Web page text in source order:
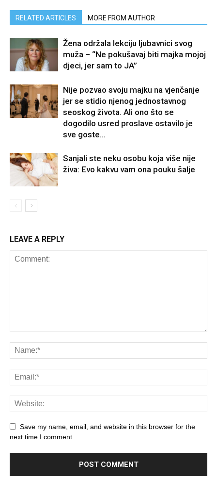
RELATED ARTICLES MORE FROM AUTHOR
Žena održala lekciju ljubavnici svog
muža – “Ne pokušavaj biti majka mojoj
djeci, jer sam to JA”
Nije pozvao svoju majku na vjenčanje
jer se stidio njenog jednostavnog
seoskog života. Ali ono što se
dogodilo usred proslave ostavilo je
sve goste...
Sanjali ste neku osobu koja više nije
živa: Evo kakvu vam ona pouku šalje
LEAVE A REPLY
Save my name, email, and website in this browser for the
next time I comment.